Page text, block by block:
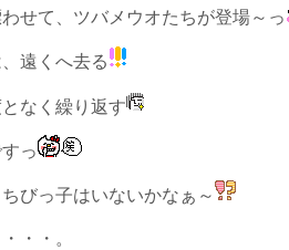
せて、ツバメウオたちが登場～っ
遠くへ去る
なく繰り返す
っ
びっ子はいないかなぁ～
・・。